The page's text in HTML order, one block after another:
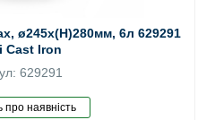
ø245x(H)280мм, 6л 629291
Cast Iron
629291